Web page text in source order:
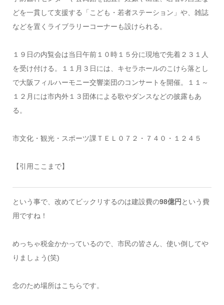
どを一貫して支援する「こども・若者ステーション」や、雑誌
などを置くライブラリーコーナーも設けられる。
１９日の内覧会は当日午前１０時１５分に現地で先着２３１人
を受け付ける。１１月３日には、キセラホールのこけら落とし
で大阪フィルハーモニー交響楽団のコンサートを開催。１１～
１２月には市内外１３団体による歌やダンスなどの披露もあ
る。
市文化・観光・スポーツ課ＴＥＬ０７２・７４０・１２４５
【引用ここまで】
という事で、改めてビックリするのは建設費の98億円 という費
用ですね！
めっちゃ税金かかっているので、市民の皆さん、使い倒してや
りましょう(笑)
念のため場所はこちらです。